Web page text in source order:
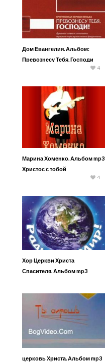
Дом Евангелия. Альбом:
Превознесу Тебя, Господи
4
Марина Хоменко. Альбом mp3
Христос с тобой
4
Хор Церкви Христа
Спасителя. Альбом mp3
церковь Христа. Альбом mp3